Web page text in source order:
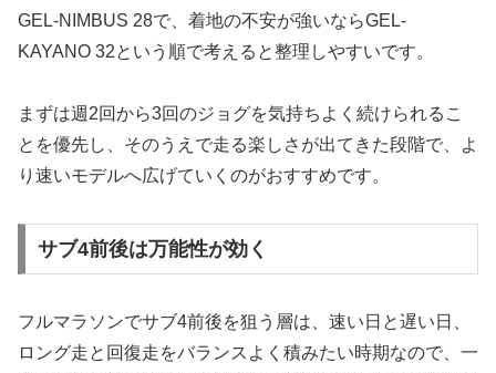
GEL-NIMBUS 28で、着地の不安が強いならGEL-
KAYANO 32という順で考えると整理しやすいです。
まずは週2回から3回のジョグを気持ちよく続けられるこ
とを優先し、そのうえで走る楽しさが出てきた段階で、よ
り速いモデルへ広げていくのがおすすめです。
サブ4前後は万能性が効く
フルマラソンでサブ4前後を狙う層は、速い日と遅い日、
ロング走と回復走をバランスよく積みたい時期なので、一